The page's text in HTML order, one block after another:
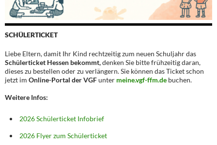
SCHÜLERTICKET
Liebe Eltern, damit Ihr Kind rechtzeitig zum neuen Schuljahr das
Schülerticket Hessen bekommt,denken Sie bitte frühzeitig daran,
dieses zu bestellen oder zu verlängern. Sie können das Ticket schon
jetzt im Online-Portal der VGFunter meine.vgf-ffm.de buchen.
Weitere Infos:
2026 Schülerticket Infobrief
2026 Flyer zum Schülerticket